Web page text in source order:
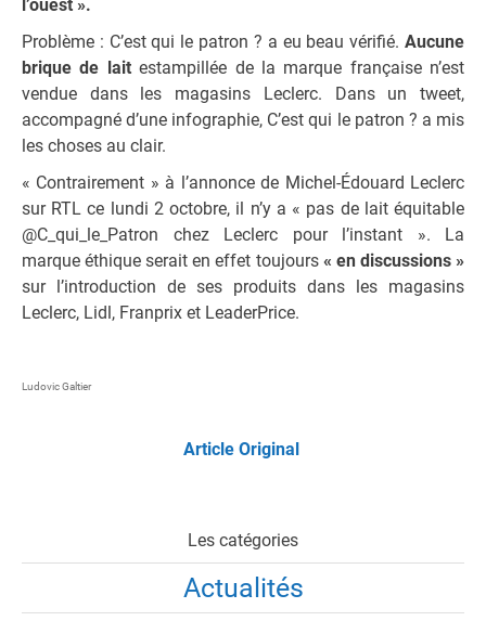
l’ouest ».
Problème : C’est qui le patron ? a eu beau vérifié. Aucune
brique de laitestampillée de la marque française n’est
vendue dans les magasins Leclerc. Dans un tweet,
accompagné d’une infographie, C’est qui le patron ? a mis
les choses au clair.
« Contrairement » à l’annonce de Michel-Édouard Leclerc
sur RTL ce lundi 2 octobre, il n’y a « pas de lait équitable
@C_qui_le_Patron chez Leclerc pour l’instant ». La
marque éthique serait en effet toujours « en discussions »
sur l’introduction de ses produits dans les magasins
Leclerc, Lidl, Franprix et LeaderPrice.
Ludovic Galtier
Article Original
Les catégories
Actualités